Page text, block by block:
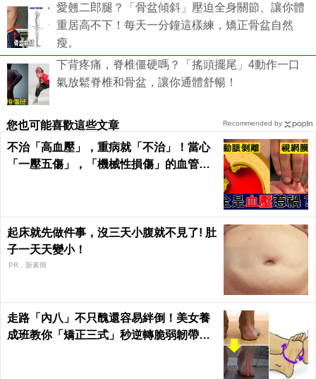
愛翹二郎腿？「骨盆傾斜」壓迫全身關節、讓你體
重居高不下！每天一分鐘這樣練，矯正骨盆自然
瘦。
下背疼痛，脊椎僵硬嗎？「搖頭擺尾」4動作一口
氣放鬆脊椎和骨盆，讓你通體舒暢！
您也可能喜歡這些文章
不治「高血壓」，重病就「不治」！當心
「一壓五傷」，「機械性損傷」的血管衝
起床就先做件事，沒三天小腹就不見了! 肚
子一天天變小！
PR．新素簡
走路「內八」不只醜還容易絆倒！美女養
成班教你「矯正三式」秒逆轉脆弱韌帶肌
Recommended by